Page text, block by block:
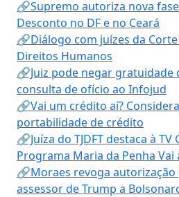
🔗Supremo autoriza nova
Desconto no DF e no Ceará
🔗Diálogo com juízes da
Direitos Humanos
🔗Juiz pode negar gratuidade
consulta de ofício ao Infojud
🔗Vai um crédito aí?
portabilidade de crédito
🔗Juíza do TJDFT destaca à
Programa Maria da Penha Vai
🔗Moraes revoga autorização
assessor de Trump a